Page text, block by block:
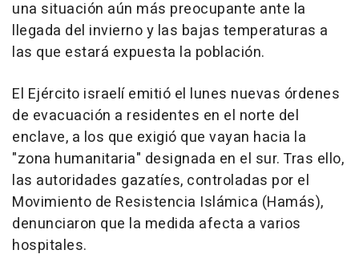
una situación aún más preocupante ante la
llegada del invierno y las bajas temperaturas a
las que estará expuesta la población.
El Ejército israelí emitió el lunes nuevas órdenes
de evacuación a residentes en el norte del
enclave, a los que exigió que vayan hacia la
"zona humanitaria" designada en el sur. Tras ello,
las autoridades gazatíes, controladas por el
Movimiento de Resistencia Islámica (Hamás),
denunciaron que la medida afecta a varios
hospitales.